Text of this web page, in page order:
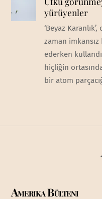
yürüyenler
‘Beyaz
zaman imkansız
ederken
hiçliğin
bir atom
Amerika Bülteni